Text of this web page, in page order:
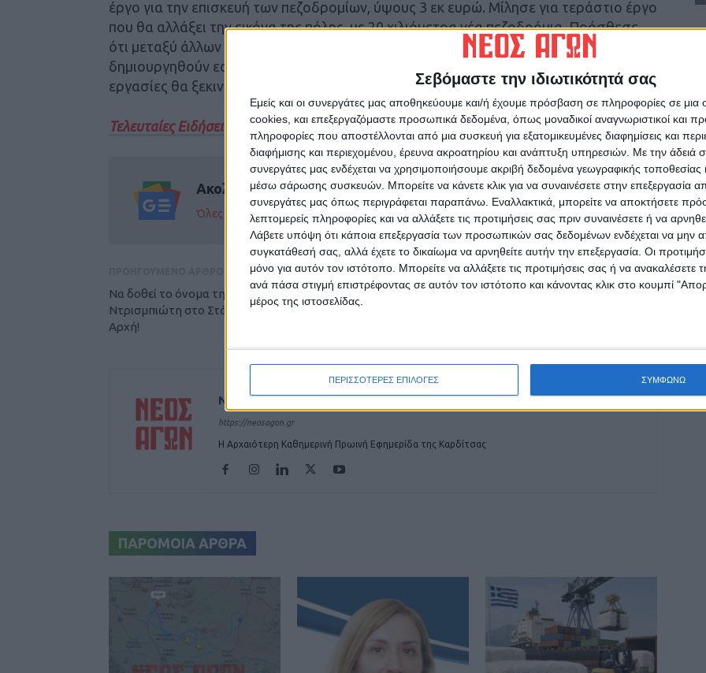
Σεβόμαστε την ιδιωτικότητά σας
Εμείς και οι συνεργάτες μας αποθηκεύουμε και/ή έχουμε πρόσβαση σε πληροφορίες σε
cookies, και επεξεργαζόμαστε προσωπικά δεδομένα, όπως μοναδικοί αναγνωριστικοί και
πληροφορίες που αποστέλλονται από μια συσκευή για εξατομικευμένες διαφημίσεις και
διαφήμισης και περιεχομένου, έρευνα ακροατηρίου και ανάπτυξη υπηρεσιών. Με την άδειά
συνεργάτες μας ενδέχεται να χρησιμοποιήσουμε ακριβή δεδομένα γεωγραφικής τοποθεσίας
μέσω σάρωσης συσκευών. Μπορείτε να κάνετε κλικ για να συναινέσετε στην επεξεργασία
συνεργάτες μας όπως περιγράφεται παραπάνω. Εναλλακτικά, μπορείτε να αποκτήσετε
λεπτομερείς πληροφορίες και να αλλάξετε τις προτιμήσεις σας πριν συναινέσετε ή να
Λάβετε υπόψη ότι κάποια επεξεργασία των προσωπικών σας δεδομένων ενδέχεται να μην
συγκατάθεσή σας, αλλά έχετε το δικαίωμα να αρνηθείτε αυτήν την επεξεργασία. Οι
μόνο για αυτόν τον ιστότοπο. Μπορείτε να αλλάξετε τις προτιμήσεις σας ή να ανακαλέσετε
ανά πάσα στιγμή επιστρέφοντας σε αυτόν τον ιστότοπο και κάνοντας κλικ στο κουμπί
μέρος της ιστοσελίδας.
ΠΕΡΙΣΣΟΤΕΡΕΣ ΕΠΙΛΟΓΕΣ ΣΥΜΦΩΝΩ
έργο για την επισκευή των πεζοδρομίων, ύψους 3 εκ ευρώ. Μίλησε για τεράστιο έργο
που θα αλλάξει την εικόνα της πόλης, με 20 χιλιόμετρα νέα πεζοδρόμια. Πρόσθεσε
ότι μεταξύ άλλων θα γίνουν ράμπες ΑμεΑ ευρωπαϊκών προδιαγραφών και θα
δημιουργηθούν εσοχές για τους κάδους απορριμμάτων. Τέλος σημείωσε ότι οι
εργασίες θα ξεκινήσουν από την περιοχή της Δημοτικής Αγοράς.
Τελευταίες Ειδήσεις Σήμερα
Ακολούθησε την εφημερίδα ΝΕΟΣ ΑΓΩΝ στο Google News!
Όλες οι εξελίξεις στην περιοχή της Καρδίτσας και ευρύτερα της Θεσσαλίας
Να δοθεί το όνομα της Αντιγόνης
Ντρισμπιώτη στο Στάδιο προτείνει η Δημοτική
Αρχή!
ΕΠΟΜΕΝΟ ΑΡΘΡΟ
Ειδική συνεδρίαση του Δημοτικού Συμβουλίου
ΝΕΟΣ ΑΓΩΝ
https://neosagon.gr
Η Αρχαιότερη Καθημερινή Πρωινή Εφημερίδα της Καρδίτσας
ΠΑΡΟΜΟΙΑ ΑΡΘΡΑ